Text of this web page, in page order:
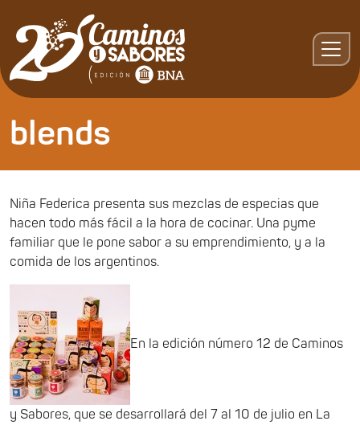
blends
Niña Federica presenta sus mezclas de especias que
hacen todo más fácil a la hora de cocinar. Una pyme
familiar que le pone sabor a su emprendimiento, y a la
comida de los argentinos.
En la edición número 12 de Caminos
y Sabores, que se desarrollará del 7 al 10 de julio en La